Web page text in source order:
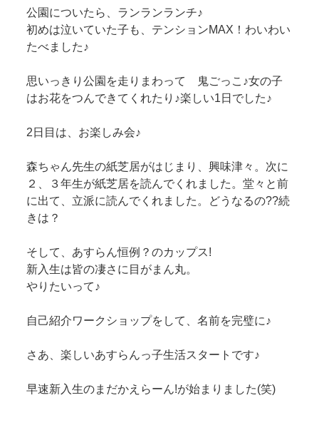
公園についたら、ランランランチ♪
初めは泣いていた子も、テンションMAX！わいわい
たべました♪
思いっきり公園を走りまわって 鬼ごっこ♪女の子
はお花をつんできてくれたり♪楽しい1日でした♪
2日目は、お楽しみ会♪
森ちゃん先生の紙芝居がはじまり、興味津々。次に
２、３年生が紙芝居を読んでくれました。堂々と前
に出て、立派に読んでくれました。どうなるの??続
きは？
そして、あすらん恒例？のカップス!
新入生は皆の凄さに目がまん丸。
やりたいって♪
自己紹介ワークショップをして、名前を完璧に♪
さあ、楽しいあすらんっ子生活スタートです♪
早速新入生のまだかえらーん!が始まりました(笑)